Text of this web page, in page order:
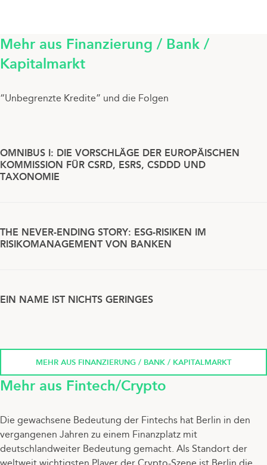
Mehr aus Finanzierung / Bank /
Kapitalmarkt
“Unbegrenzte Kredite” und die Folgen
OMNIBUS I: DIE VORSCHLÄGE DER EUROPÄISCHEN
KOMMISSION FÜR CSRD, ESRS, CSDDD UND
TAXONOMIE
THE NEVER-ENDING STORY: ESG-RISIKEN IM
RISIKOMANAGEMENT VON BANKEN
EIN NAME IST NICHTS GERINGES
MEHR AUS FINANZIERUNG / BANK / KAPITALMARKT
Mehr aus Fintech/Crypto
Die gewachsene Bedeutung der Fintechs hat Berlin in den
vergangenen Jahren zu einem Finanzplatz mit
deutschlandweiter Bedeutung gemacht. Als Standort der
weltweit wichtigsten Player der Crypto-Szene ist Berlin die